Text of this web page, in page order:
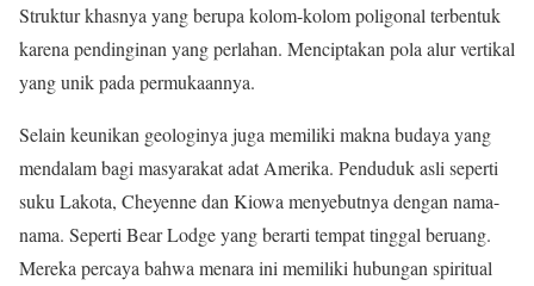
Struktur khasnya yang berupa kolom-kolom poligonal terbentuk
karena pendinginan yang perlahan. Menciptakan pola alur vertikal
yang unik pada permukaannya.
Selain keunikan geologinya juga memiliki makna budaya yang
mendalam bagi masyarakat adat Amerika. Penduduk asli seperti
suku Lakota, Cheyenne dan Kiowa menyebutnya dengan nama-
nama. Seperti Bear Lodge yang berarti tempat tinggal beruang.
Mereka percaya bahwa menara ini memiliki hubungan spiritual